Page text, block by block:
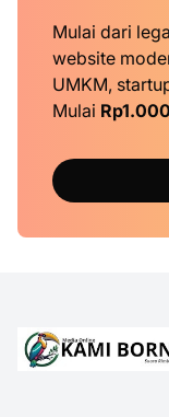
Mulai dari
website
UMKM,
Mulai